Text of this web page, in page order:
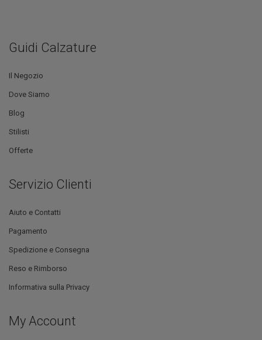
Guidi Calzature
Il Negozio
Dove Siamo
Blog
Stilisti
Offerte
Servizio Clienti
Aiuto e Contatti
Pagamento
Spedizione e Consegna
Reso e Rimborso
Informativa sulla Privacy
My Account